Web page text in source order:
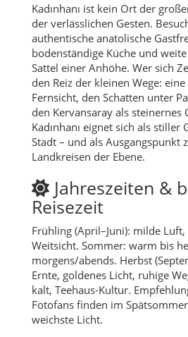
Kadınhanı ist kein Ort der
der verlässlichen Gesten.
authentische anatolische
bodenständige Küche und
Sattel einer Anhöhe. Wer sich
den Reiz der kleinen Wege:
Fernsicht, den Schatten unter
den Kervansaray als steinernes
Kadınhanı eignet sich als stiller
Stadt – und als Ausgangspunkt
Landkreisen der Ebene.
Jahreszeiten &
Reisezeit
Frühling (April–Juni): milde
Weitsicht. Sommer: warm bis
morgens/abends. Herbst
Ernte, goldenes Licht, ruhige
kalt, Teehaus-Kultur.
Fotofans finden im
weichste Licht.